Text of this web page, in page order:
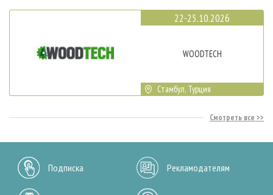
22-25.10.2026
WOODTECH
Стамбул, Турция
Смотреть все
Подписка Рекламодателям